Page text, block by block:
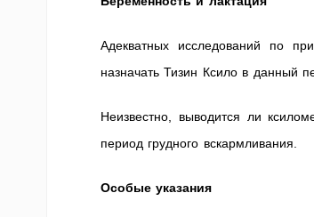
Адекватных исследований по
назначать Тизин Ксило в данный
Неизвестно, выводится ли
период грудного вскармливания.
Особые указания